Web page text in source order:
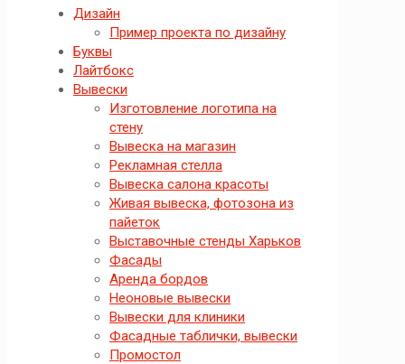
Дизайн
Пример проекта по дизайну
Буквы
Лайтбокс
Вывески
Изготовление логотипа на
стену
Вывеска на магазин
Рекламная стелла
Вывеска салона красоты
Живая вывеска, фотозона из
пайеток
Выставочные стенды Харьков
Фасады
Аренда бордов
Неоновые вывески
Вывески для клиники
Фасадные таблички, вывески
Промостол